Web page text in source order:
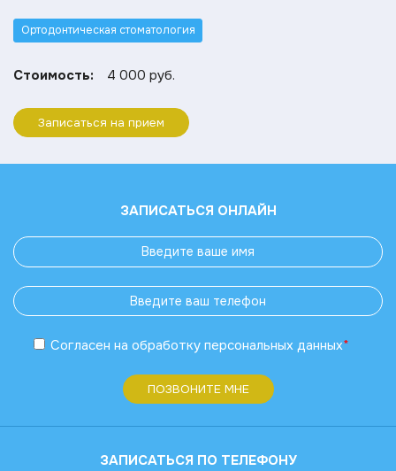
Ортодонтическая стоматология
Стоимость: 4 000 руб.
Записаться на прием
ЗАПИСАТЬСЯ ОНЛАЙН
Согласен на обработку персональных данных*
ПОЗВОНИТЕ МНЕ
ЗАПИСАТЬСЯ ПО ТЕЛЕФОНУ